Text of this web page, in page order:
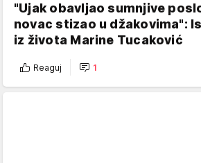
"Ujak obavljao sumnjive
novac stizao u džakovima":
iz života Marine Tucaković
Reaguj 1